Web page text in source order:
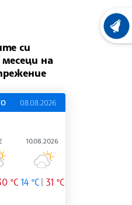
си
на
08.08.2026
°C
10.08.2026
14 °C 31 °C